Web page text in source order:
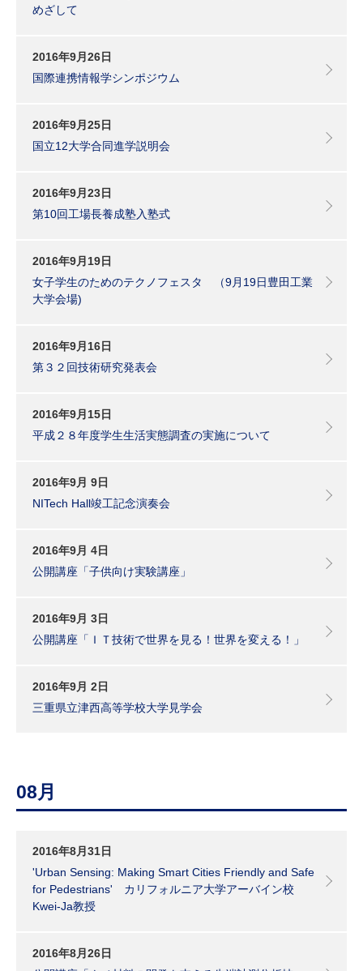
めざして
2016年9月26日
国際連携情報学シンポジウム
2016年9月25日
国立12大学合同進学説明会
2016年9月23日
第10回工場長養成塾入塾式
2016年9月19日
女子学生のためのテクノフェスタ （9月19日豊田工業
大学会場)
2016年9月16日
第３２回技術研究発表会
2016年9月15日
平成２８年度学生生活実態調査の実施について
2016年9月 9日
NITech Hall竣工記念演奏会
2016年9月 4日
公開講座「子供向け実験講座」
2016年9月 3日
公開講座「ＩＴ技術で世界を見る！世界を変える！」
2016年9月 2日
三重県立津西高等学校大学見学会
08月
2016年8月31日
'Urban Sensing: Making Smart Cities Friendly and Safe
for Pedestrians' カリフォルニア大学アーバイン校
Kwei-Ja教授
2016年8月26日